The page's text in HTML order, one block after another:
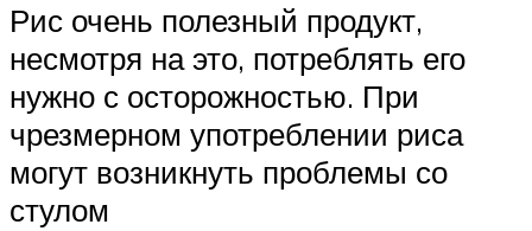
Рис очень полезный продукт,
несмотря на это, потреблять его
нужно с осторожностью. При
чрезмерном употреблении риса
могут возникнуть проблемы со
стулом